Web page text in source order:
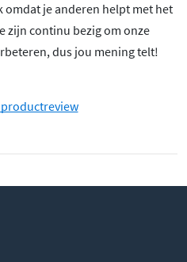
omdat je anderen helpt met het
zijn continu bezig om onze
dus jou mening telt!